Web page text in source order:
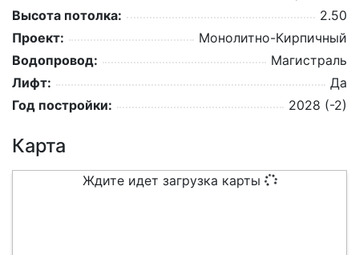
Высота потолка:
2.50
Проект:
Монолитно-Кирпичный
Водопровод:
Магистраль
Лифт:
Да
Год постройки:
2028 (-2)
Карта
Ждите идет загрузка карты